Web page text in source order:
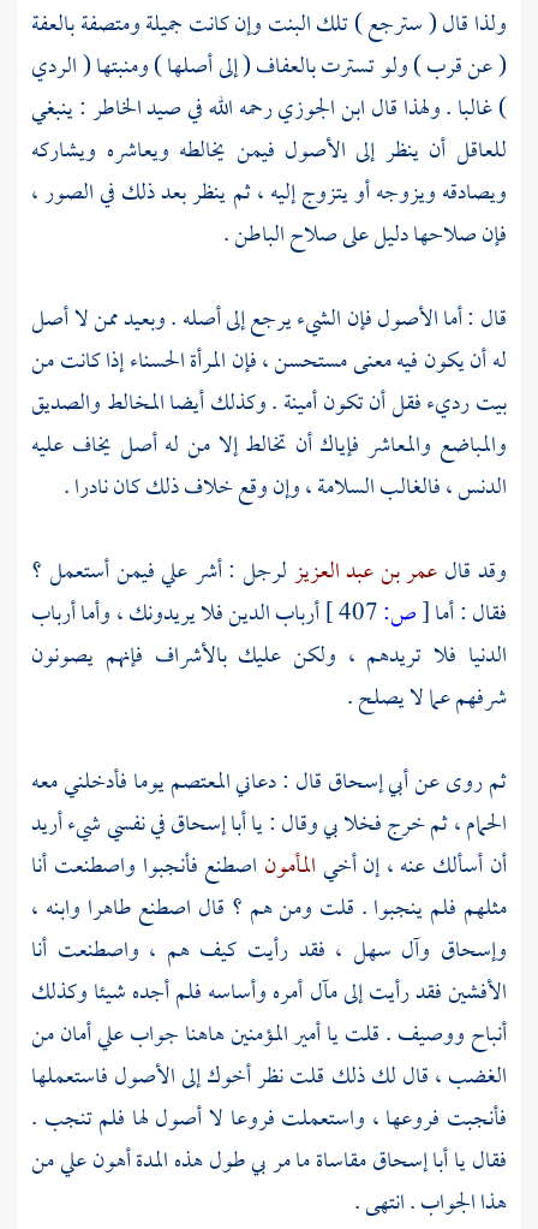
ولذا قال ( سترجع ) تلك البنت وإن كانت جميلة ومتصفة بالعفة
( عن قرب ) ولو تسترت بالعفاف ( إلى أصلها ) ومنبتها ( الردي
) غالبا . ولهذا قالابن الجوزيرحمه الله في صيد الخاطر : ينبغي
للعاقل أن ينظر إلى الأصول فيمن يخالطه ويعاشره ويشاركه
ويصادقه ويزوجه أو يتزوج إليه ، ثم ينظر بعد ذلك في الصور ،
فإن صلاحها دليل على صلاح الباطن .
قال : أما الأصول فإن الشيء يرجع إلى أصله . وبعيد ممن لا أصل
له أن يكون فيه معنى مستحسن ، فإن المرأة الحسناء إذا كانت من
بيت رديء فقل أن تكون أمينة . وكذلك أيضا المخالط والصديق
والمباضع والمعاشر فإياك أن تخالط إلا من له أصل يخاف عليه
الدنس ، فالغالب السلامة ، وإن وقع خلاف ذلك كان نادرا .
وقد قالعمر بن عبد العزيزلرجل : أشر علي فيمن أستعمل ؟
فقال : أما[ص:
أرباب الدين فلا يريدونك ، وأما أرباب
الدنيا فلا تريدهم ، ولكن عليك بالأشراف فإنهم يصونون
شرفهم عما لا يصلح .
ثم روى عنأبي إسحاققال : دعانيالمعتصميوما فأدخلني معه
الحمام ، ثم خرج فخلا بي وقال : ياأبا إسحاقفي نفسي شيء أريد
أن أسألك عنه ، إن أخيالمأمون اصطنع فأنجبوا واصطنعت أنا
مثلهم فلم ينجبوا . قلت ومن هم ؟ قال اصطنع طاهرا وابنه ،
وإسحاق وآل سهل ، فقد رأيت كيف هم ، واصطنعت أنا
الأفشين فقد رأيت إلى مآل أمره وأساسه فلم أجده شيئا وكذلك
أنباح ووصيف . قلت يا أمير المؤمنين هاهنا جواب علي أمان من
الغضب ، قال لك ذلك قلت نظر أخوك إلى الأصول فاستعملها
فأنجبت فروعها ، واستعملت فروعا لا أصول لها فلم تنجب .
فقال ياأبا إسحاقمقاساة ما مر بي طول هذه المدة أهون علي من
هذا الجواب . انتهى .